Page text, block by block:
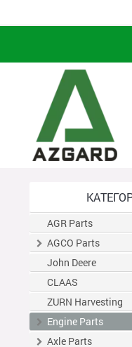
AGR Parts
AGCO Parts
John Deere
CLAAS
ZURN Harvesting
Engine Parts
Axle Parts